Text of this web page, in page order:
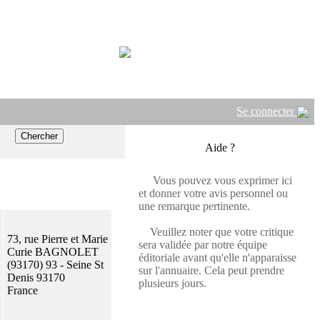
Se connecter
73, rue Pierre et Marie
Curie BAGNOLET
(93170) 93 - Seine St
Denis 93170
France
Aide ?
Vous pouvez vous exprimer ici
et donner votre avis personnel ou
une remarque pertinente.
Veuillez noter que votre critique
sera validée par notre équipe
éditoriale avant qu'elle n'apparaisse
sur l'annuaire. Cela peut prendre
plusieurs jours.